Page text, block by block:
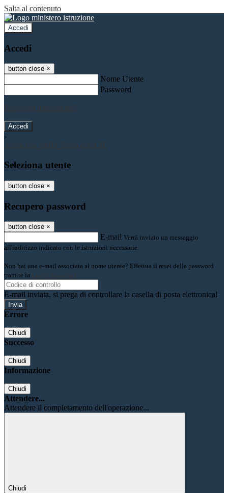
Salta al contenuto
Accedi
Accedi
button close ×
Nome Utente
Password
Password dimenticata?
-
Entra con SPID
Entra con CIE
Seleziona utente
button close ×
Recupero password
button close ×
E-mail Verrà inviato un messaggio
all'indirizzo indicato con le istruzioni necessarie.
Non hai una e-mail associata al nome utente? Effettua il reset della password
tramite la
Login Spaggiari
E-mail inviata, si prega di controllare la casella di posta elettronica!
Errore
Chiudi
Successo
Chiudi
Informazione
Chiudi
Attendere...
Attendere il completamento dell'operazione...
Chiudi